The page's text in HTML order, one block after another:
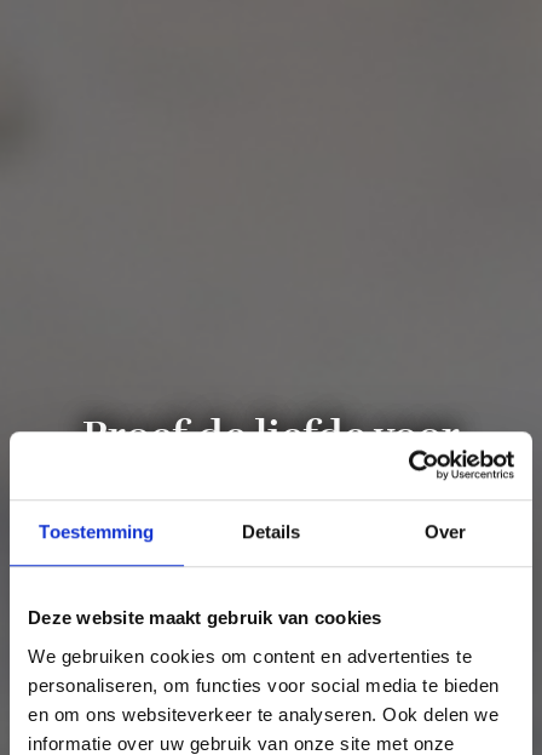
Toestemming Details Over
Deze website maakt gebruik van cookies
We gebruiken cookies om content en advertenties te
personaliseren, om functies voor social media te bieden
en om ons websiteverkeer te analyseren. Ook delen we
informatie over uw gebruik van onze site met onze
Proef de liefde voor
lokaal met BRU®